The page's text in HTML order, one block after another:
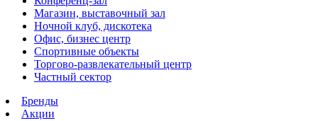
Магазин, выставочный зал
Ночной клуб, дискотека
Офис, бизнес центр
Спортивные объекты
Торгово-развлекательный центр
Частный сектор
Бренды
Акции